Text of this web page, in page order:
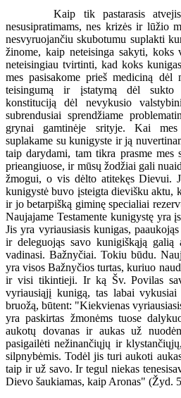
Kaip tik pastarasis atvejis
nesusipratimams, nes krizės ir lūžio
nesvyruojančiu skubotumu suplakti
žinome, kaip neteisinga sakyti,
neteisingiau tvirtinti, kad koks
mes pasisakome prieš mediciną dėl
teisingumą ir įstatymą dėl sukto
konstituciją dėl nevykusio
subrendusiai sprendžiame
grynai gamtinėje srityje. Kai
suplakame su kunigyste ir ją
taip darydami, tam tikra prasme mes
prieangiuose, ir mūsų žodžiai gali
žmogui, o vis dėlto atitekęs Dievui.
kunigystė buvo įsteigta dievišku aktu,
ir jo betarpišką giminę specialiai
Naujajame Testamente kunigystę yra
Jis yra vyriausiasis kunigas,
ir deleguojąs savo kunigiškąją galią
vadinasi. Bažnyčiai. Tokiu būdu.
yra visos Bažnyčios turtas, kuriuo
ir visi tikintieji. Ir ką Šv. Povilas
vyriausiąjį kunigą, tas labai vykusiai
bruožą, būtent: "Kiekvienas
yra paskirtas žmonėms tuose
aukotų dovanas ir aukas už
pasigailėti nežinančiųjų ir
silpnybėmis. Todėl jis turi aukoti
taip ir už savo. Ir tegul niekas
Dievo šaukiamas, kaip Aronas" (Žyd.